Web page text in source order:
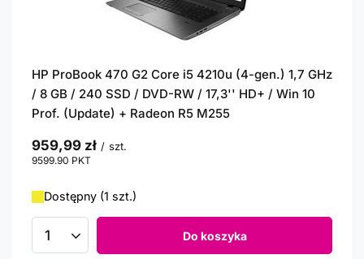
HP ProBook 470 G2 Core i5 4210u (4-gen.) 1,7 GHz
/ 8 GB / 240 SSD / DVD-RW / 17,3'' HD+ / Win 10
Prof. (Update) + Radeon R5 M255
959,99 zł / szt.
9599.90 PKT
Dostępny (1 szt.)
Ilość produktów Do koszyka